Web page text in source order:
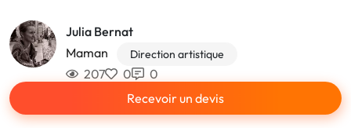
Julia Bernat
Maman
Direction artistique
207 0
0
Recevoir un devis